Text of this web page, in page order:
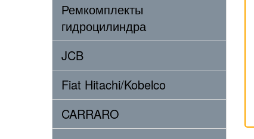
Ремкомплекты
гидроцилиндра
JCB
Fiat Hitachi/Kobelco
CARRARO